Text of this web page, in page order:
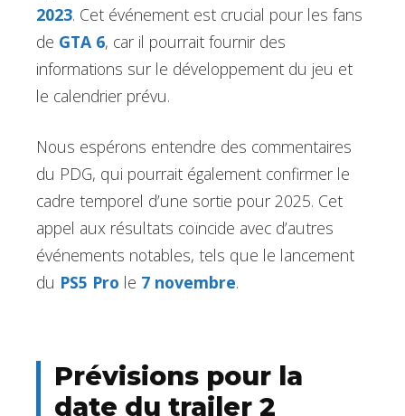
2023. Cet événement est crucial pour les fans
de GTA 6, car il pourrait fournir des
informations sur le développement du jeu et
le calendrier prévu.
Nous espérons entendre des commentaires
du PDG, qui pourrait également confirmer le
cadre temporel d’une sortie pour 2025. Cet
appel aux résultats coïncide avec d’autres
événements notables, tels que le lancement
du PS5 Pro le 7 novembre.
Prévisions pour la
date du trailer 2